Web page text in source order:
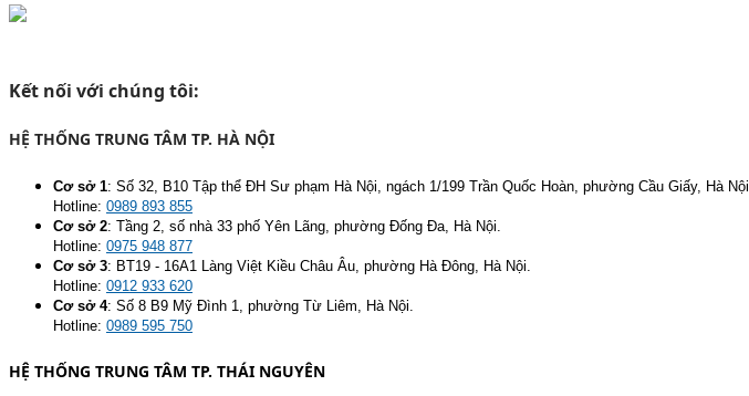
Kết nối với chúng tôi:
HỆ THỐNG TRUNG TÂM TP. HÀ NỘI
Cơ sở 1: Số 32, B10 Tập thể ĐH Sư phạm Hà Nội, ngách 1/199 Trần Quốc Hoàn, phường Cầu Giấy, Hà Nội.
Hotline: 0989 893 855
Cơ sở 2: Tầng 2, số nhà 33 phố Yên Lãng, phường Đống Đa, Hà Nội.
Hotline: 0975 948 877
Cơ sở 3: BT19 - 16A1 Làng Việt Kiều Châu Âu, phường Hà Đông, Hà Nội.
Hotline: 0912 933 620
Cơ sở 4: Số 8 B9 Mỹ Đình 1, phường Từ Liêm, Hà Nội.
Hotline: 0989 595 750
HỆ THỐNG TRUNG TÂM TP. THÁI NGUYÊN